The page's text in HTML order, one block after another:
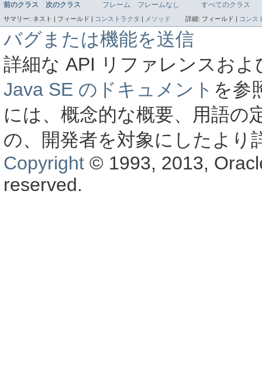
前のクラス 次のクラス フレーム フレームなし すべてのクラス
サマリー: ネスト | フィールド | コンストラクタ メソッド 詳細: フィールド | コンス
バグまたは機能を送信
詳細な API リファレンスお
Java SE のドキュメント を参
には、概念的な概要、用語の
の、開発者を対象にしたより
Copyright © 1993, 2013,
reserved.